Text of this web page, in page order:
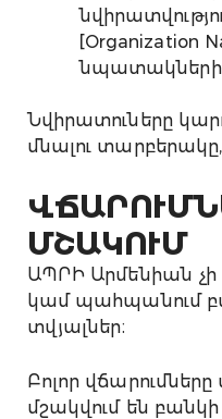
[Organization
Նվիրատուները
մնալու
ՄՇԱԿՈՒՄ
ԱՊՐԻ Արմենիան
կամ պահպանում
տվյալներ։
Բոլոր
մշակվում են